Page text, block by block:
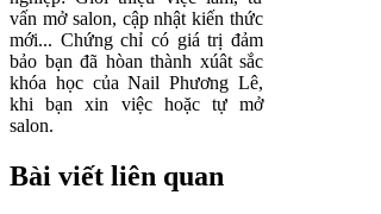
vấn mở salon, cập nhật kiến thức
mới... Chứng chỉ có giá trị đảm
bảo bạn đã hòan thành xúât sắc
khóa học của Nail Phương Lê,
khi bạn xin việc hoặc tự mở
salon.
Bài viết liên quan